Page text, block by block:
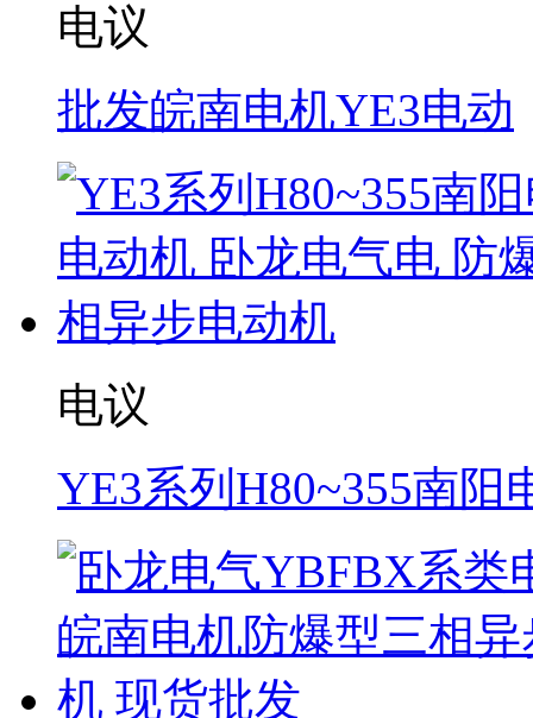
电议
批发皖南电机YE3电动
电议
YE3系列H80~355南阳